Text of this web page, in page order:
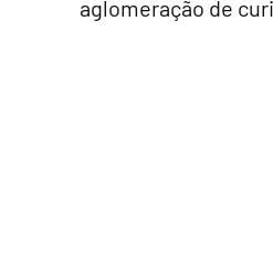
aglomeração de